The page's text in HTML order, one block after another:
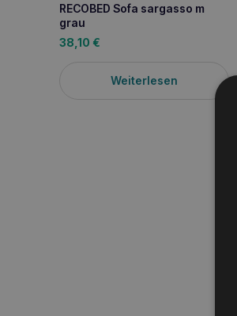
RECOBED Sofa sargasso m
grau
38,10 €
Weiterlesen